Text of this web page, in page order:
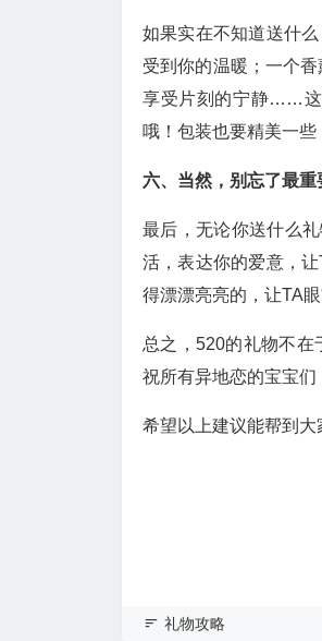
如果实在不知道送什
受到你的温暖；一个
享受片刻的宁静……这
哦！包装也要精美一
六、当然，别忘了最
最后，无论你送什么
活，表达你的爱意，
得漂漂亮亮的，让TA
总之，520的礼物不在
祝所有异地恋的宝宝
希望以上建议能帮到
礼物攻略